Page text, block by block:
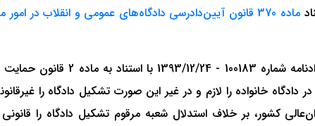
ماده 370 قانون آیین‌دادرسی دادگاه‌های عمومی و انقلاب در امور مدنی
خانواده را لازم و در غیر این صورت تشکیل دادگاه را
کشور، بر خلاف استدلال شعبه مرقوم تشکیل دادگاه را